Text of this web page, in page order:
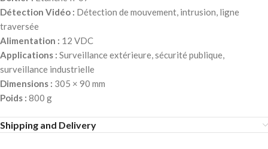
Détection Vidéo : Détection de mouvement, intrusion, ligne
traversée
Alimentation : 12 VDC
Applications : Surveillance extérieure, sécurité publique,
surveillance industrielle
Dimensions : 305 × 90 mm
Poids : 800 g
Shipping and Delivery